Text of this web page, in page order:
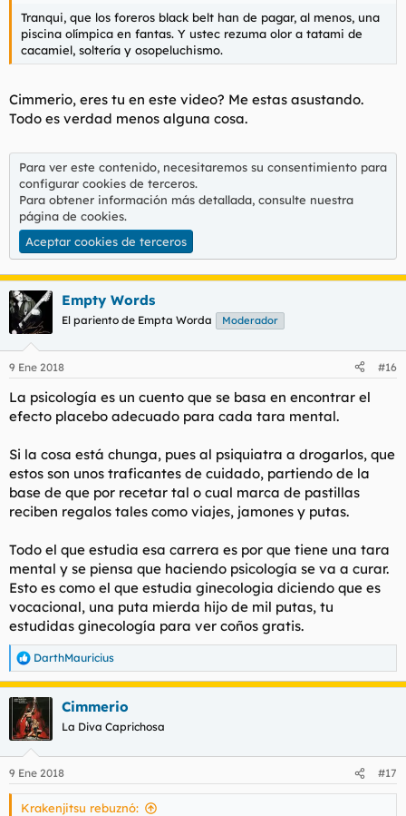
Tranqui, que los foreros black belt han de pagar, al menos, una
piscina olímpica en fantas. Y ustec rezuma olor a tatami de
cacamiel, soltería y osopeluchismo.
Cimmerio, eres tu en este video? Me estas asustando.
Todo es verdad menos alguna cosa.
Para ver este contenido, necesitaremos su consentimiento para
configurar cookies de terceros.
Para obtener información más detallada, consulte nuestra
página de cookies.
Aceptar cookies de terceros
Empty Words
El pariento de Empta Worda Moderador
9 Ene 2018 #16
La psicología es un cuento que se basa en encontrar el
efecto placebo adecuado para cada tara mental.
Si la cosa está chunga, pues al psiquiatra a drogarlos, que
estos son unos traficantes de cuidado, partiendo de la
base de que por recetar tal o cual marca de pastillas
reciben regalos tales como viajes, jamones y putas.
Todo el que estudia esa carrera es por que tiene una tara
mental y se piensa que haciendo psicología se va a curar.
Esto es como el que estudia ginecologia diciendo que es
vocacional, una puta mierda hijo de mil putas, tu
estudidas ginecología para ver coños gratis.
R
e
a
c
c
i
e
s
DarthMauricius
Cimmerio
La Diva Caprichosa
9 Ene 2018 #17
Krakenjitsu rebuznó: